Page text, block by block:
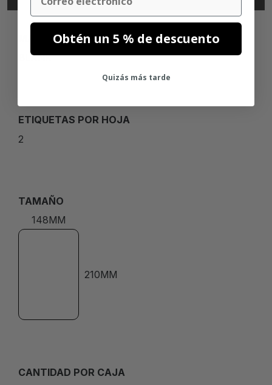
MARCA
BLANK
ETIQUETAS POR HOJA
2
TAMAÑO
148MM
210MM
CANTIDAD POR CAJA
Obtén un 5 % de descuento
Quizás más tarde